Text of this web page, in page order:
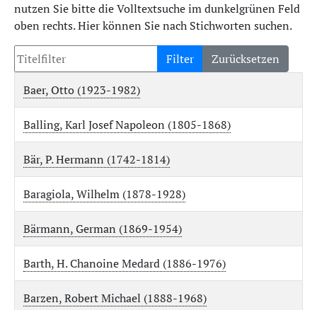
nutzen Sie bitte die Volltextsuche im dunkelgrünen Feld
oben rechts. Hier können Sie nach Stichworten suchen.
Filter
Zurücksetzen
Baer, Otto (1923-1982)
Balling, Karl Josef Napoleon (1805-1868)
Bär, P. Hermann (1742-1814)
Baragiola, Wilhelm (1878-1928)
Bärmann, German (1869-1954)
Barth, H. Chanoine Medard (1886-1976)
Barzen, Robert Michael (1888-1968)